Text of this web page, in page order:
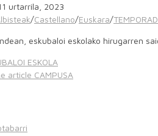
urtarrila, 2023
/Castellano/Euskara/
eskubaloi eskolako hirugarren
ESKOLA